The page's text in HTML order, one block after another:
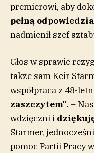
premierowi, aby
pełną
nadmienił szef
Głos w sprawie
także sam Keir
współpraca z 48-
zaszczytem”. –
wdzięczni i
Starmer,
pomoc Partii Pracy